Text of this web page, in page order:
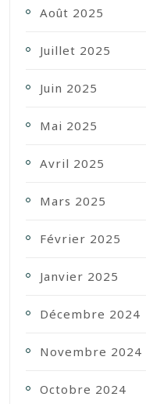
Août 2025
Juillet 2025
Juin 2025
Mai 2025
Avril 2025
Mars 2025
Février 2025
Janvier 2025
Décembre 2024
Novembre 2024
Octobre 2024